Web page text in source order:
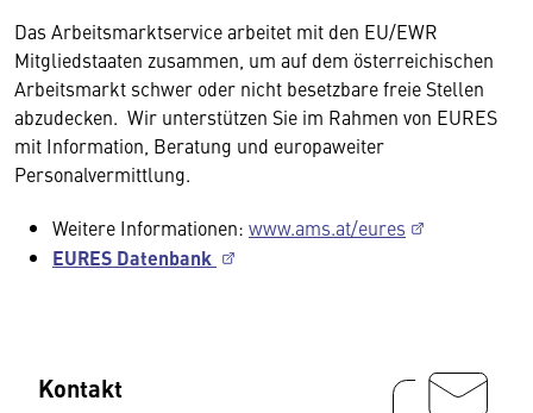
Das Arbeitsmarktservice arbeitet mit den EU/EWR
Mitgliedstaaten zusammen, um auf dem österreichischen
Arbeitsmarkt schwer oder nicht besetzbare freie Stellen
abzudecken. Wir unterstützen Sie im Rahmen von EURES
mit Information, Beratung und europaweiter
Personalvermittlung.
Weitere Informationen: www.ams.at/eures
EURES Datenbank
Kontakt